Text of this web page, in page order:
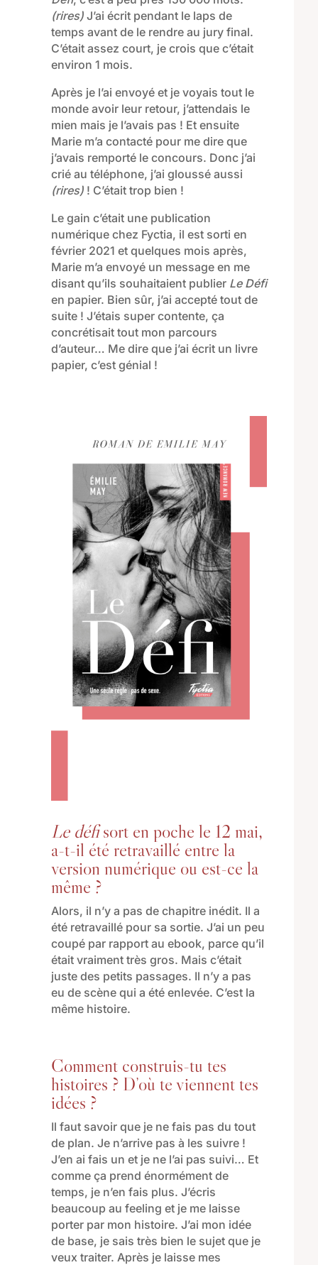
(rires)J’ai écrit pendant le laps de
temps avant de le rendre au jury final.
C’était assez court, je crois que c’était
environ 1 mois.
Après je l’ai envoyé et je voyais tout le
monde avoir leur retour, j’attendais le
mien mais je l’avais pas ! Et ensuite
Marie m’a contacté pour me dire que
j’avais remporté le concours. Donc j’ai
crié au téléphone, j’ai gloussé aussi
(rires)! C’était trop bien !
Le gain c’était une publication
numérique chez Fyctia, il est sorti en
février 2021 et quelques mois après,
Marie m’a envoyé un message en me
disant qu’ils souhaitaient publier Le Défi
en papier. Bien sûr, j’ai accepté tout de
suite ! J’étais super contente, ça
concrétisait tout mon parcours
d’auteur… Me dire que j’ai écrit un livre
papier, c’est génial !
Le défisort en poche le 12 mai,
a-t-il été retravaillé entre la
version numérique ou est-ce la
même ?
Alors, il n’y a pas de chapitre inédit. Il a
été retravaillé pour sa sortie. J’ai un peu
coupé par rapport au ebook, parce qu’il
était vraiment très gros. Mais c’était
juste des petits passages. Il n’y a pas
eu de scène qui a été enlevée. C’est la
même histoire.
Comment construis-tu tes
histoires ? D’où te viennent tes
idées ?
Il faut savoir que je ne fais pas du tout
de plan. Je n’arrive pas à les suivre !
J’en ai fais un et je ne l’ai pas suivi… Et
comme ça prend énormément de
temps, je n’en fais plus. J’écris
beaucoup au feeling et je me laisse
porter par mon histoire. J’ai mon idée
de base, je sais très bien le sujet que je
veux traiter. Après je laisse mes